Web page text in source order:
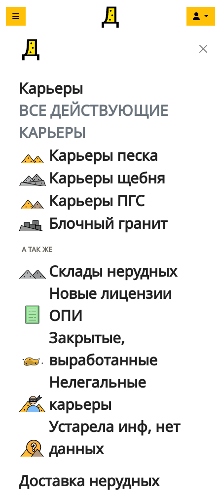
Карьеры
ВСЕ ДЕЙСТВУЮЩИЕ
КАРЬЕРЫ
Карьеры песка
Карьеры щебня
Карьеры ПГС
Блочный гранит
А ТАК ЖЕ
Склады нерудных
Новые лицензии
ОПИ
Закрытые,
выработанные
Нелегальные
карьеры
Устарела инф, нет
данных
Доставка нерудных